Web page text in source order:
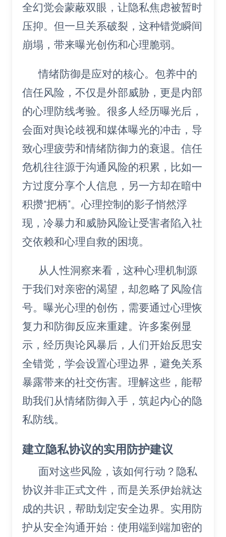
全幻觉会蒙蔽双眼，让隐私焦虑被暂时
压抑。但一旦关系破裂，这种错觉瞬间
崩塌，带来曝光创伤和心理脆弱。
情绪防御是应对的核心。包养中的
信任风险，不仅是外部威胁，更是内部
的心理防线考验。很多人经历曝光后，
会面对舆论歧视和媒体曝光的冲击，导
致心理疲劳和情绪防御力的衰退。信任
危机往往源于沟通风险的积累，比如一
方过度分享个人信息，另一方却在暗中
积攒“把柄”。心理控制的影子悄然浮
现，冷暴力和威胁风险让受害者陷入社
交依赖和心理自救的困境。
从人性洞察来看，这种心理机制源
于我们对亲密的渴望，却忽略了风险信
号。曝光心理的创伤，需要通过心理恢
复力和防御反应来重建。许多案例显
示，经历舆论风暴后，人们开始反思安
全错觉，学会设置心理边界，避免关系
暴露带来的社交伤害。理解这些，能帮
助我们从情绪防御入手，筑起内心的隐
私防线。
建立隐私协议的实用防护建议
面对这些风险，该如何行动？隐私
协议并非正式文件，而是关系伊始就达
成的共识，帮助划定安全边界。实用防
护从安全沟通开始：使用端到端加密的